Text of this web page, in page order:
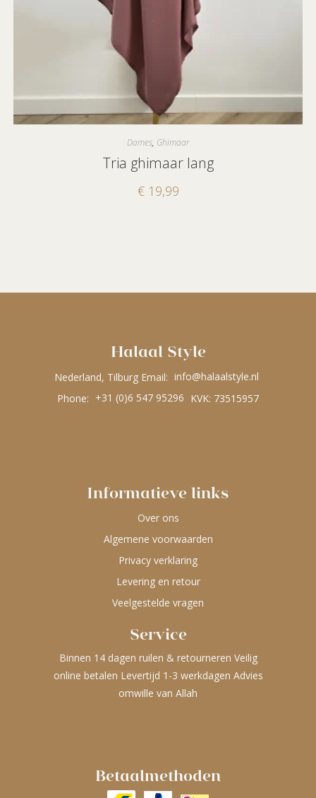
Dames, Ghimaar
Tria ghimaar lang
€19,99
Halaal Style
Nederland, Tilburg Email: info@halaalstyle.nl
Phone: +31 (0)6 547 95296 KVK: 73515957
Informatieve links
Over ons
Algemene voorwaarden
Privacy verklaring
Levering en retour
Veelgestelde vragen
Service
Binnen 14 dagen ruilen & retourneren Veilig
online betalen Levertijd 1-3 werkdagen Advies
omwille van Allah
Betaalmethoden